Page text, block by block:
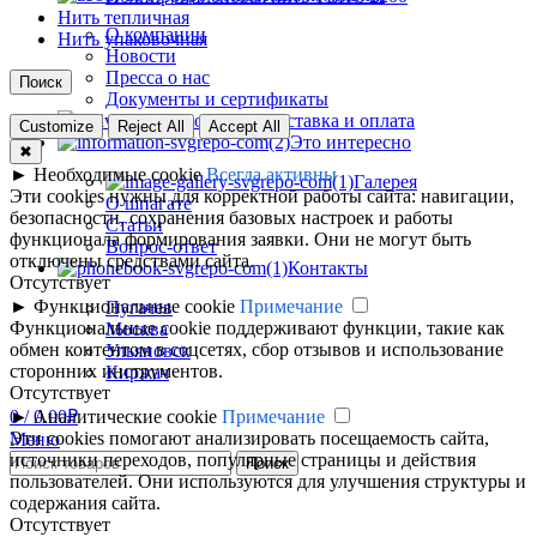
О компании
Новости
Пресса о нас
Документы и сертификаты
Доставка и оплата
Это интересно
Галерея
О шпагате
Статьи
Вопрос-ответ
Контакты
Пугачев
Москва
Ульяновск
Киржач
0/ 0.00₽
Меню
Поиск
Нить тепличная
Нить упаковочная
Поиск
Customize Reject All
Accept All
✖
► Необходимые cookie Всегда активны
Эти cookies нужны для корректной работы сайта: навигации,
безопасности, сохранения базовых настроек и работы
функционала формирования заявки. Они не могут быть
отключены средствами сайта.
Отсутствует
► Функциональные cookie Примечание
Функциональные cookie поддерживают функции, такие как
обмен контентом в соцсетях, сбор отзывов и использование
сторонних инструментов.
Отсутствует
► Аналитические cookie Примечание
Эти cookies помогают анализировать посещаемость сайта,
источники переходов, популярные страницы и действия
пользователей. Они используются для улучшения структуры и
содержания сайта.
Отсутствует